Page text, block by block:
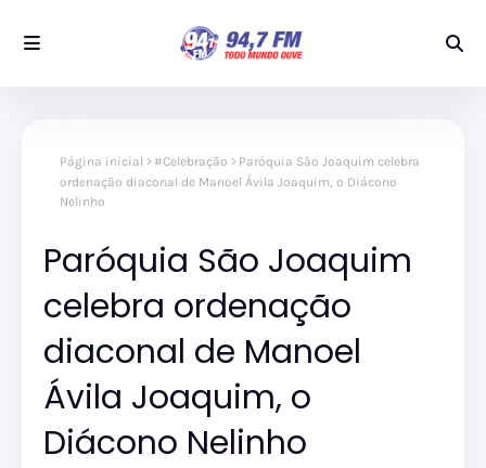
Página inicial #Celebração
Paróquia São Joaquim celebra
ordenação diaconal de Manoel Ávila Joaquim, o Diácono
Nelinho
Paróquia São Joaquim
celebra ordenação
diaconal de Manoel
Ávila Joaquim, o
Diácono Nelinho